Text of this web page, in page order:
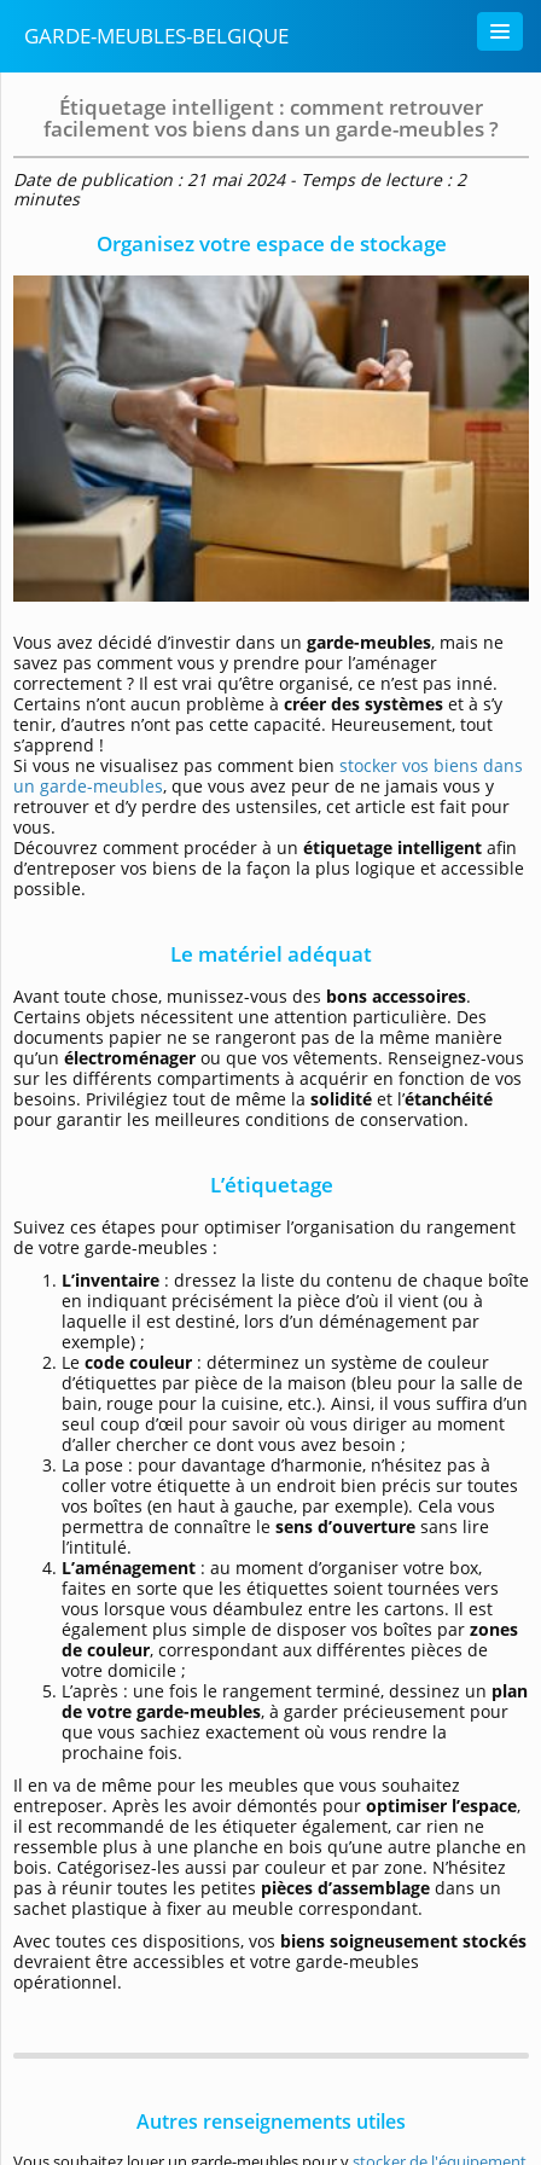
GARDE-MEUBLES-BELGIQUE
Étiquetage intelligent : comment retrouver
facilement vos biens dans un garde-meubles ?
Date de publication : 21 mai 2024 - Temps de lecture : 2
minutes
Organisez votre espace de stockage
Vous avez décidé d’investir dans un garde-meubles, mais ne
savez pas comment vous y prendre pour l’aménager
correctement ? Il est vrai qu’être organisé, ce n’est pas inné.
Certains n’ont aucun problème à créer des systèmes et à s’y
tenir, d’autres n’ont pas cette capacité. Heureusement, tout
s’apprend !
Si vous ne visualisez pas comment bien stocker vos biens dans
un garde-meubles, que vous avez peur de ne jamais vous y
retrouver et d’y perdre des ustensiles, cet article est fait pour
vous.
Découvrez comment procéder à un étiquetage intelligent afin
d’entreposer vos biens de la façon la plus logique et accessible
possible.
Le matériel adéquat
Avant toute chose, munissez-vous des bons accessoires.
Certains objets nécessitent une attention particulière. Des
documents papier ne se rangeront pas de la même manière
qu’un électroménager ou que vos vêtements. Renseignez-vous
sur les différents compartiments à acquérir en fonction de vos
besoins. Privilégiez tout de même la solidité et l’étanchéité
pour garantir les meilleures conditions de conservation.
L’étiquetage
Suivez ces étapes pour optimiser l’organisation du rangement
de votre garde-meubles :
L’inventaire : dressez la liste du contenu de chaque boîte
en indiquant précisément la pièce d’où il vient (ou à
laquelle il est destiné, lors d’un déménagement par
exemple) ;
Le code couleur : déterminez un système de couleur
d’étiquettes par pièce de la maison (bleu pour la salle de
bain, rouge pour la cuisine, etc.). Ainsi, il vous suffira d’un
seul coup d’œil pour savoir où vous diriger au moment
d’aller chercher ce dont vous avez besoin ;
La pose : pour davantage d’harmonie, n’hésitez pas à
coller votre étiquette à un endroit bien précis sur toutes
vos boîtes (en haut à gauche, par exemple). Cela vous
permettra de connaître le sens d’ouverture sans lire
l’intitulé.
L’aménagement : au moment d’organiser votre box,
faites en sorte que les étiquettes soient tournées vers
vous lorsque vous déambulez entre les cartons. Il est
également plus simple de disposer vos boîtes par zones
de couleur, correspondant aux différentes pièces de
votre domicile ;
L’après : une fois le rangement terminé, dessinez un plan
de votre garde-meubles, à garder précieusement pour
que vous sachiez exactement où vous rendre la
prochaine fois.
Il en va de même pour les meubles que vous souhaitez
entreposer. Après les avoir démontés pour optimiser l’espace,
il est recommandé de les étiqueter également, car rien ne
ressemble plus à une planche en bois qu’une autre planche en
bois. Catégorisez-les aussi par couleur et par zone. N’hésitez
pas à réunir toutes les petites pièces d’assemblage dans un
sachet plastique à fixer au meuble correspondant.
Avec toutes ces dispositions, vos biens soigneusement stockés
devraient être accessibles et votre garde-meubles
opérationnel.
Autres renseignements utiles